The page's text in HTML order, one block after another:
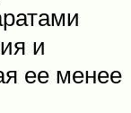
и
ее менее